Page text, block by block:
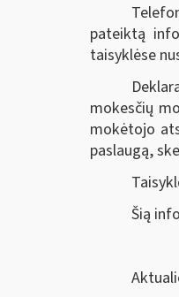
pateiktą
taisyklėse
mokesčių
mokėtojo
paslaugą,
Šią